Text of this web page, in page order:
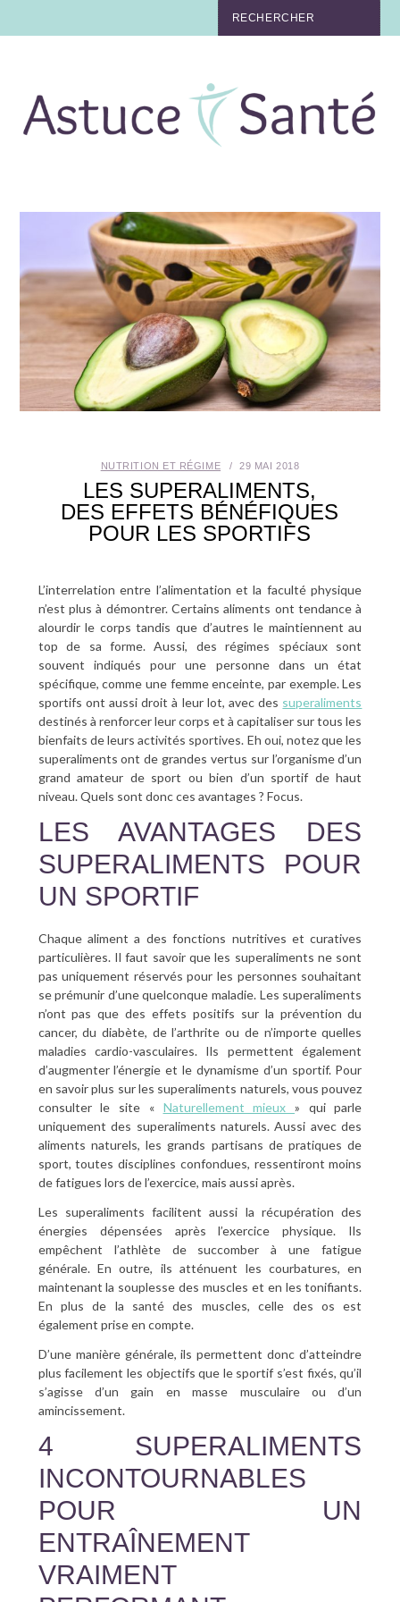
TABAC
NUTRITION
MÉDECINE
MÉDECINE DOUCE
BIEN-ÊTRE
NUTRITION ET RÉGIME 29 MAI 2018
LES SUPERALIMENTS,
DES EFFETS BÉNÉFIQUES
POUR LES SPORTIFS
L’interrelation entre l’alimentation et la faculté physique
n’est plus à démontrer. Certains aliments ont tendance à
alourdir le corps tandis que d’autres le maintiennent au
top de sa forme. Aussi, des régimes spéciaux sont
souvent indiqués pour une personne dans un état
spécifique, comme une femme enceinte, par exemple. Les
sportifs ont aussi droit à leur lot, avec des superaliments
destinés à renforcer leur corps et à capitaliser sur tous les
bienfaits de leurs activités sportives. Eh oui, notez que les
superaliments ont de grandes vertus sur l’organisme d’un
grand amateur de sport ou bien d’un sportif de haut
niveau. Quels sont donc ces avantages ? Focus.
LES AVANTAGES DES
SUPERALIMENTS POUR
UN SPORTIF
Chaque aliment a des fonctions nutritives et curatives
particulières. Il faut savoir que les superaliments ne sont
pas uniquement réservés pour les personnes souhaitant
se prémunir d’une quelconque maladie. Les superaliments
n’ont pas que des effets positifs sur la prévention du
cancer, du diabète, de l’arthrite ou de n’importe quelles
maladies cardio-vasculaires. Ils permettent également
d’augmenter l’énergie et le dynamisme d’un sportif. Pour
en savoir plus sur les superaliments naturels, vous pouvez
consulter le site « Naturellement mieux » qui parle
uniquement des superaliments naturels. Aussi avec des
aliments naturels, les grands partisans de pratiques de
sport, toutes disciplines confondues, ressentiront moins
de fatigues lors de l’exercice, mais aussi après.
Les superaliments facilitent aussi la récupération des
énergies dépensées après l’exercice physique. Ils
empêchent l’athlète de succomber à une fatigue
générale. En outre, ils atténuent les courbatures, en
maintenant la souplesse des muscles et en les tonifiants.
En plus de la santé des muscles, celle des os est
également prise en compte.
D’une manière générale, ils permettent donc d’atteindre
plus facilement les objectifs que le sportif s’est fixés, qu’il
s’agisse d’un gain en masse musculaire ou d’un
amincissement.
4 SUPERALIMENTS
INCONTOURNABLES
POUR UN
ENTRAÎNEMENT
VRAIMENT